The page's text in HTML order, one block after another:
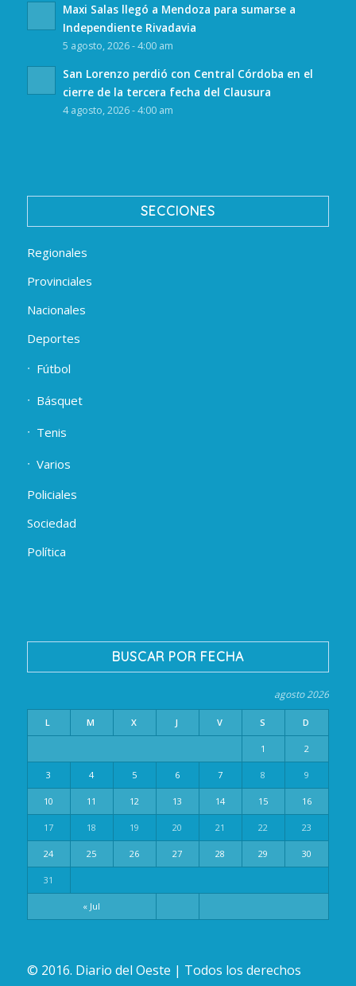
Maxi Salas llegó a Mendoza para sumarse a
Independiente Rivadavia
5 agosto, 2026 - 4:00 am
San Lorenzo perdió con Central Córdoba en el
cierre de la tercera fecha del Clausura
4 agosto, 2026 - 4:00 am
SECCIONES
Regionales
Provinciales
Nacionales
Deportes
Fútbol
Básquet
Tenis
Varios
Policiales
Sociedad
Política
BUSCAR POR FECHA
agosto 2026
L M X J V S D
« Jul
1 2
3 4 5 6 7 8 9
10 11 12 13 14 15 16
17 18 19 20 21 22 23
24 25 26 27 28 29 30
31
© 2016. Diario del Oeste | Todos los derechos